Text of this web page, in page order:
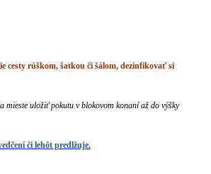
rúškom, šatkou či šálom, dezinfikovať si
uložiť pokutu v blokovom konaní až do výšky
či lehôt predlžuje.